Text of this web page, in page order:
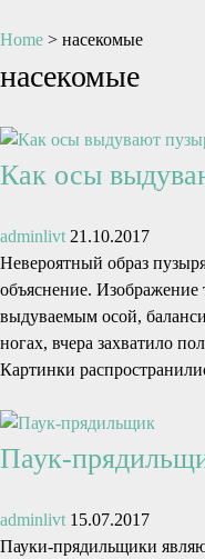
Home > насекомые
насекомые
Как осы
adminlivt 21.10.2017
Невероятный образ
объяснение. Изображение
выдуваемым осой,
ногах, вчера захватило
Картинки
Паук-
adminlivt 15.07.2017
Пауки-прядильщики